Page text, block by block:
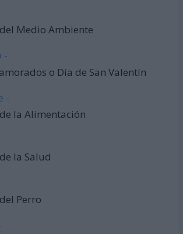
Medio Ambiente
-
o Día de San Valentín
-
la Alimentación
la Salud
Perro